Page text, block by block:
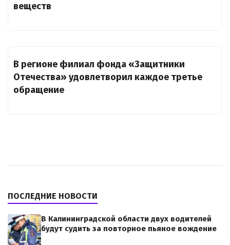
веществ
В регионе филиал фонда «Защитники
Отечества» удовлетворил каждое третье
обращение
ПОСЛЕДНИЕ НОВОСТИ
В Калининградской области двух водителей
будут судить за повторное пьяное вождение